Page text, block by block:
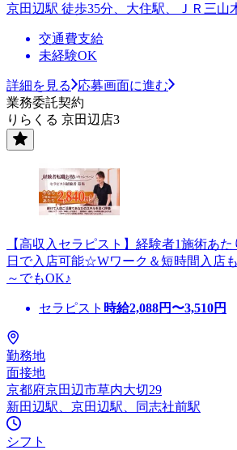
京田辺駅 徒歩35分、大住駅、ＪＲ三山
交通費支給
未経験OK
詳細を見る
応募画面に進む
業務委託契約
りらくる 京田辺店3
【高収入セラピスト】経験者1施術あ
日で入店可能☆Wワーク＆短時間入店
～でもOK♪
セラピスト 時給2,088円〜3,510円
勤務地
面接地
京都府京田辺市草内大切29
新田辺駅、京田辺駅、同志社前駅
シフト